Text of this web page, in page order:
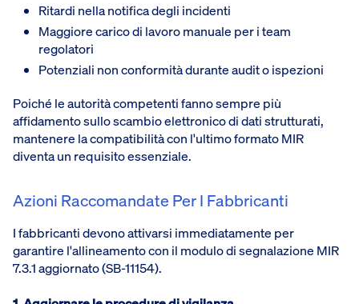
Ritardi nella notifica degli incidenti
Maggiore carico di lavoro manuale per i team
regolatori
Potenziali non conformità durante audit o ispezioni
Poiché le autorità competenti fanno sempre più
affidamento sullo scambio elettronico di dati strutturati,
mantenere la compatibilità con l'ultimo formato MIR
diventa un requisito essenziale.
Azioni Raccomandate Per I Fabbricanti
I fabbricanti devono attivarsi immediatamente per
garantire l'allineamento con il modulo di segnalazione MIR
7.3.1 aggiornato (SB-11154).